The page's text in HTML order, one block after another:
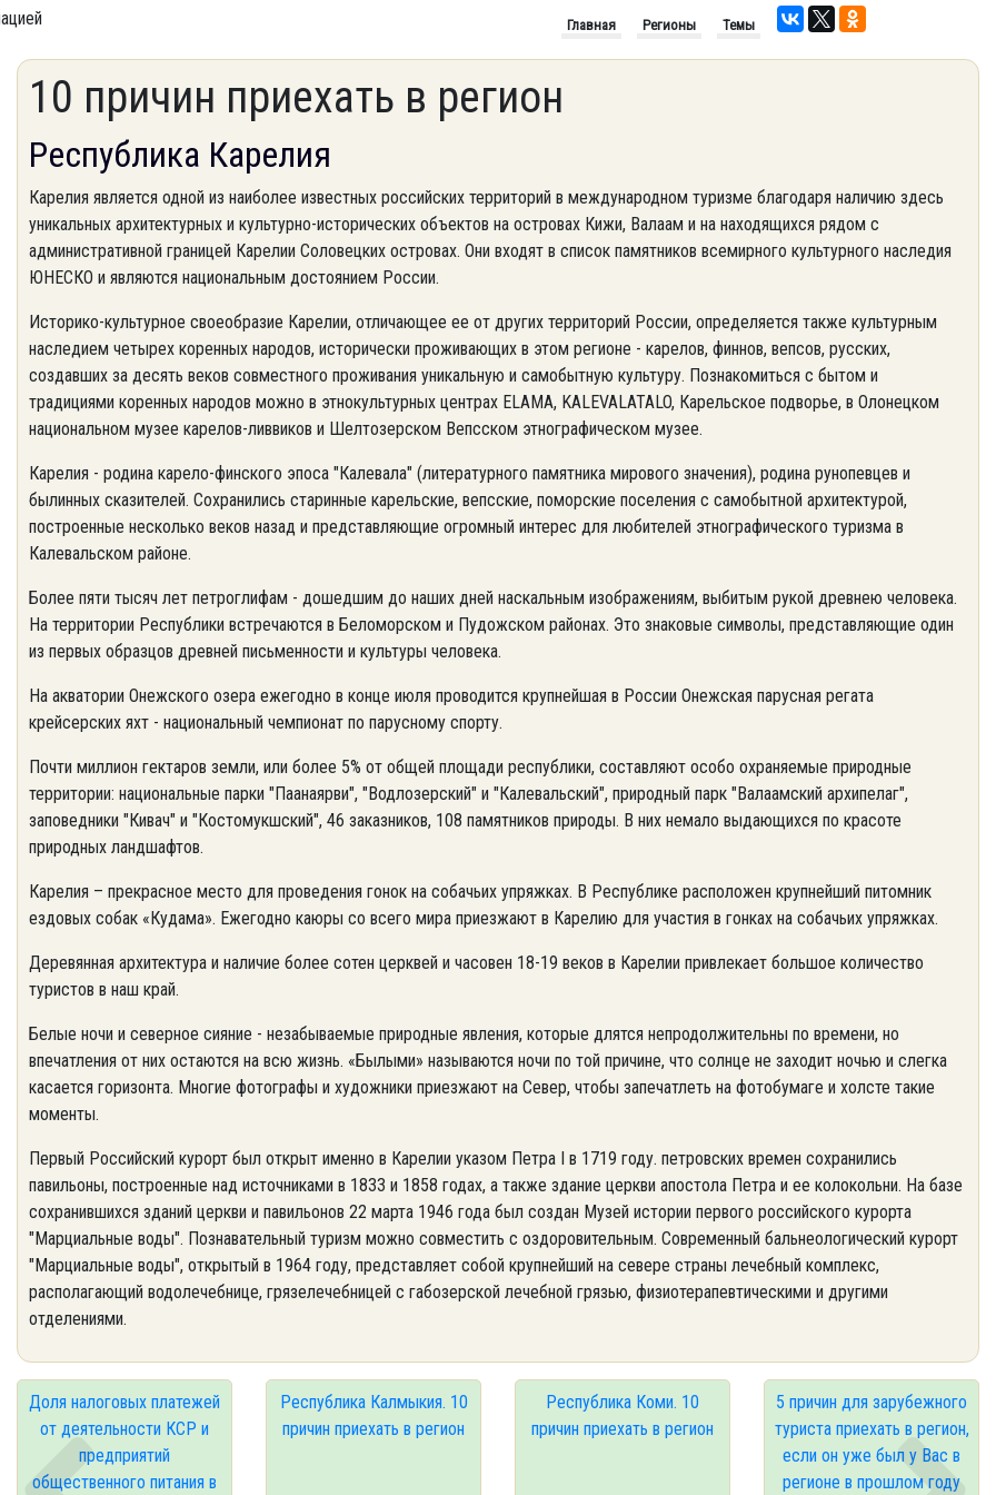
Главная Регионы Темы
10 причин приехать в регион
Республика Карелия
Карелия является одной из наиболее известных российских территорий в международном туризме благодаря наличию здесь
уникальных архитектурных и культурно-исторических объектов на островах Кижи, Валаам и на находящихся рядом с
административной границей Карелии Соловецких островах. Они входят в список памятников всемирного культурного наследия
ЮНЕСКО и являются национальным достоянием России.
Историко-культурное своеобразие Карелии, отличающее ее от других территорий России, определяется также культурным
наследием четырех коренных народов, исторически проживающих в этом регионе - карелов, финнов, вепсов, русских,
создавших за десять веков совместного проживания уникальную и самобытную культуру. Познакомиться с бытом и
традициями коренных народов можно в этнокультурных центрах ELAMA, KALEVALATALO, Карельское подворье, в Олонецком
национальном музее карелов-ливвиков и Шелтозерском Вепсском этнографическом музее.
Карелия - родина карело-финского эпоса "Калевала" (литературного памятника мирового значения), родина рунопевцев и
былинных сказителей. Сохранились старинные карельские, вепсские, поморские поселения с самобытной архитектурой,
построенные несколько веков назад и представляющие огромный интерес для любителей этнографического туризма в
Калевальском районе.
Более пяти тысяч лет петроглифам - дошедшим до наших дней наскальным изображениям, выбитым рукой древнею человека.
На территории Республики встречаются в Беломорском и Пудожском районах. Это знаковые символы, представляющие один
из первых образцов древней письменности и культуры человека.
На акватории Онежского озера ежегодно в конце июля проводится крупнейшая в России Онежская парусная регата
крейсерских яхт - национальный чемпионат по парусному спорту.
Почти миллион гектаров земли, или более 5% от общей площади республики, составляют особо охраняемые природные
территории: национальные парки "Паанаярви", "Водлозерский" и "Калевальский", природный парк "Валаамский архипелаг",
заповедники "Кивач" и "Костомукшский", 46 заказников, 108 памятников природы. В них немало выдающихся по красоте
природных ландшафтов.
Карелия – прекрасное место для проведения гонок на собачьих упряжках. В Республике расположен крупнейший питомник
ездовых собак «Кудама». Ежегодно каюры со всего мира приезжают в Карелию для участия в гонках на собачьих упряжках.
Деревянная архитектура и наличие более сотен церквей и часовен 18-19 веков в Карелии привлекает большое количество
туристов в наш край.
Белые ночи и северное сияние - незабываемые природные явления, которые длятся непродолжительны по времени, но
впечатления от них остаются на всю жизнь. «Былыми» называются ночи по той причине, что солнце не заходит ночью и слегка
касается горизонта. Многие фотографы и художники приезжают на Север, чтобы запечатлеть на фотобумаге и холсте такие
моменты.
Первый Российский курорт был открыт именно в Карелии указом Петра I в 1719 году. петровских времен сохранились
павильоны, построенные над источниками в 1833 и 1858 годах, а также здание церкви апостола Петра и ее колокольни. На базе
сохранившихся зданий церкви и павильонов 22 марта 1946 года был создан Музей истории первого российского курорта
"Марциальные воды". Познавательный туризм можно совместить с оздоровительным. Современный бальнеологический курорт
"Марциальные воды", открытый в 1964 году, представляет собой крупнейший на севере страны лечебный комплекс,
располагающий водолечебнице, грязелечебницей с габозерской лечебной грязью, физиотерапевтическими и другими
отделениями.
Доля налоговых платежей
от деятельности КСР и
предприятий
общественного питания в
Республика Калмыкия. 10
причин приехать в регион
Республика Коми. 10
причин приехать в регион
5 причин для зарубежного
туриста приехать в регион,
если он уже был у Вас в
регионе в прошлом году